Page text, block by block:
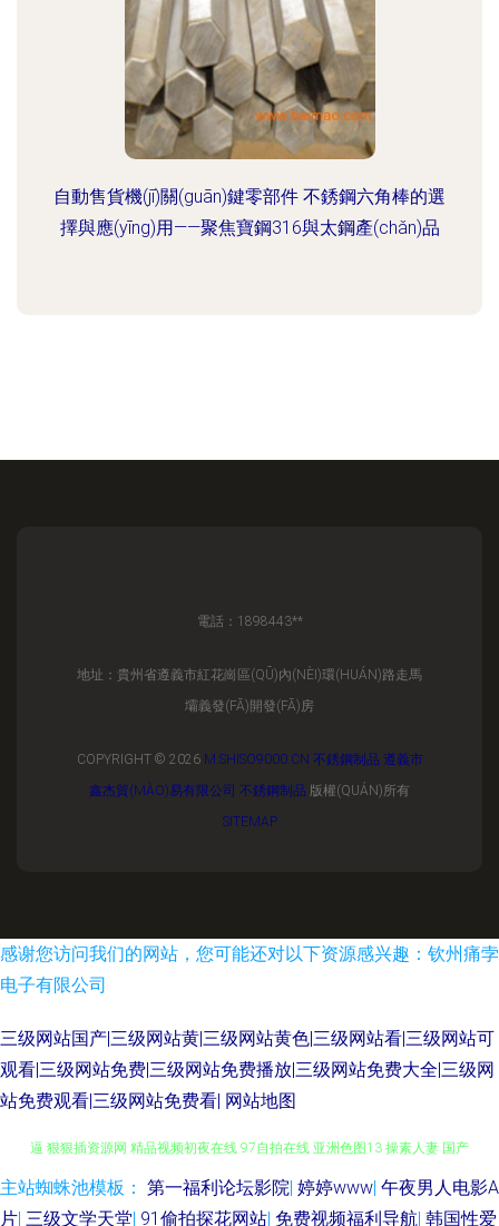
自動售貨機(jī)關(guān)鍵零部件 不銹鋼六角棒的選
擇與應(yīng)用——聚焦寶鋼316與太鋼產(chǎn)品
電話：1898443**
地址：貴州省遵義市紅花崗區(QŪ)內(NÈI)環(HUÁN)路走馬
壩義發(FĀ)開發(FĀ)房
COPYRIGHT © 2026 M.SHISO9000.CN 不銹鋼制品 遵義市
鑫杰貿(MÀO)易有限公司 不銹鋼制品 版權(QUÁN)所有
SITEMAP
感谢您访问我们的网站，您可能还对以下资源感兴趣：钦州痛孛
电子有限公司
三级网站国产|三级网站黄|三级网站黄色|三级网站看|三级网站可
观看|三级网站免费|三级网站免费播放|三级网站免费大全|三级网
站免费观看|三级网站免费看| 网站地图
91白丝秘 久久综合青青草 97超碰资源总站 欧美99视频 大香蕉久草 美女草
主站蜘蛛池模板： 第一福利论坛影院| 婷婷www| 午夜男人电影A
片| 三级文学天堂| 91偷拍探花网站| 免费视频福利导航| 韩国性爱